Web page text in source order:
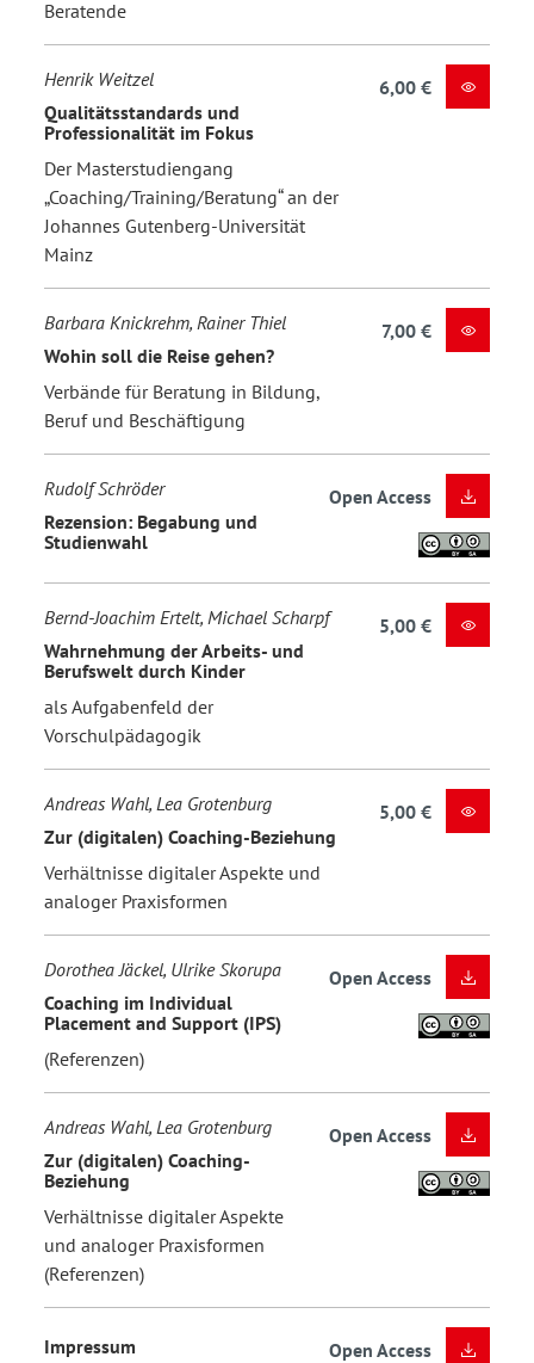
Beratende
Henrik Weitzel
Qualitätsstandards und
Professionalität im Fokus
Der Masterstudiengang
„Coaching/Training/Beratung“ an der
Johannes Gutenberg-Universität
Mainz
6,00 €
Barbara Knickrehm, Rainer Thiel
Wohin soll die Reise gehen?
Verbände für Beratung in Bildung,
Beruf und Beschäftigung
7,00 €
Rudolf Schröder
Rezension: Begabung und
Studienwahl
Open Access
Bernd-Joachim Ertelt, Michael Scharpf
Wahrnehmung der Arbeits- und
Berufswelt durch Kinder
als Aufgabenfeld der
Vorschulpädagogik
5,00 €
Andreas Wahl, Lea Grotenburg
Zur (digitalen) Coaching-Beziehung
Verhältnisse digitaler Aspekte und
analoger Praxisformen
5,00 €
Dorothea Jäckel, Ulrike Skorupa
Coaching im Individual
Placement and Support (IPS)
(Referenzen)
Open Access
Andreas Wahl, Lea Grotenburg
Zur (digitalen) Coaching-
Beziehung
Verhältnisse digitaler Aspekte
und analoger Praxisformen
(Referenzen)
Open Access
Impressum
Open Access